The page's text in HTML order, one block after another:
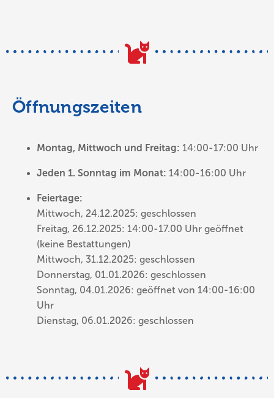
Öffnungszeiten
Montag, Mittwoch und Freitag: 14:00-17:00 Uhr
Jeden 1. Sonntag im Monat: 14:00-16:00 Uhr
Feiertage:
Mittwoch, 24.12.2025: geschlossen
Freitag, 26.12.2025: 14:00-17.00 Uhr geöffnet
(keine Bestattungen)
Mittwoch, 31.12.2025: geschlossen
Donnerstag, 01.01.2026: geschlossen
Sonntag, 04.01.2026: geöffnet von 14:00-16:00
Uhr
Dienstag, 06.01.2026: geschlossen